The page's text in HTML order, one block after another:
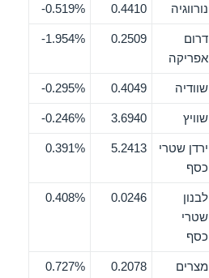
נורווגיה 0.4410
0.519%-
דרום
אפריקה
0.2509
1.954%-
שוודיה 0.4049
0.295%-
שוויץ 3.6940
0.246%-
ירדן שטרי
כסף
5.2413
0.391%
לבנון
שטרי
כסף
0.0246
0.408%
מצרים
0.2078
0.727%